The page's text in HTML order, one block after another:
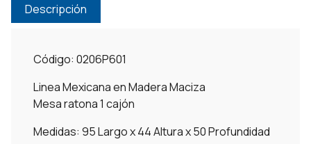
Descripción
Código: 0206P601
Linea Mexicana en Madera Maciza
Mesa ratona 1 cajón
Medidas: 95 Largo x 44 Altura x 50 Profundidad